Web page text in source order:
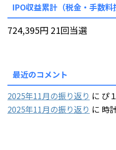
IPO収益累計（税金・手数料
724,395円 21回当選
最近のコメント
2025年11月の振り返り に ぴ１
2025年11月の振り返り に 時